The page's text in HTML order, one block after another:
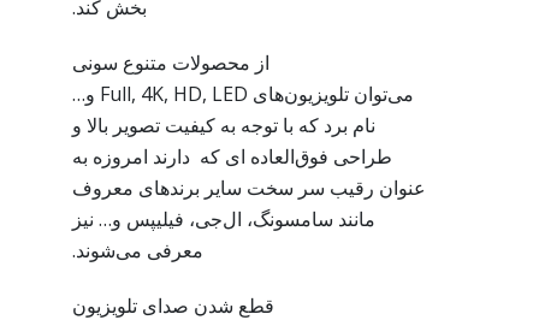
بخش کند.
از محصولات متنوع سونی
می‌توان تلویزیون‌های Full, 4K, HD, LED و…
نام برد که با توجه به کیفیت تصویر بالا و
طراحی فوق‌العاده ای که دارند امروزه به
عنوان رقیب سر سخت سایر برندهای معروف
مانند سامسونگ، ال‌جی، فیلیپس و… نیز
معرفی می‌شوند.
قطع شدن صدای تلویزیون